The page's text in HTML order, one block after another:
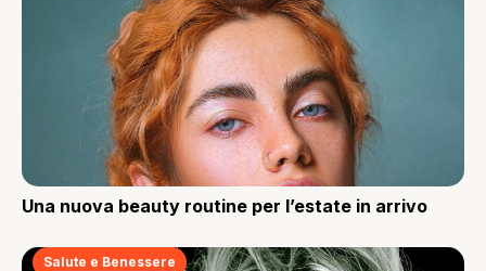
Una nuova beauty routine per l’estate in arrivo
Salute e Benessere